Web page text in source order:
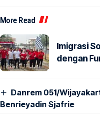
More Read
Imigrasi
dengan
Danrem 051/
Benrieyadin Sjafrie